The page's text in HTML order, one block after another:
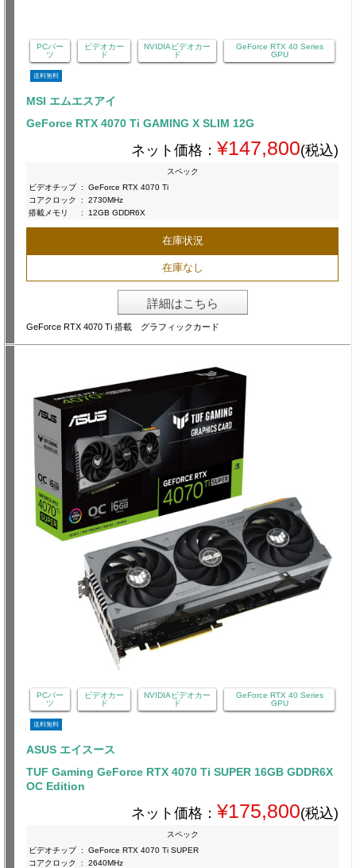
PCパー
ツ
ビデオカー
ド
NVIDIAビデオカー
ド
GeForce RTX 40 Series
GPU
送料無料
MSI エムエスアイ
GeForce RTX 4070 Ti GAMING X SLIM 12G
ネット価格： ¥147,800(税込)
スペック
ビデオチップ :
GeForce RTX 4070 Ti
コアクロック
:
2730MHz
搭載メモリ
: 12GB GDDR6X
在庫状況
在庫なし
詳細はこちら
GeForce RTX 4070 Ti 搭載 グラフィックカード
PCパー
ツ
ビデオカー
ド
NVIDIAビデオカー
ド
GeForce RTX 40 Series
GPU
送料無料
ASUS エイスース
TUF Gaming GeForce RTX 4070 Ti SUPER 16GB GDDR6X
OC Edition
ネット価格： ¥175,800(税込)
スペック
ビデオチップ :
GeForce RTX 4070 Ti SUPER
コアクロック
: 2640MHz